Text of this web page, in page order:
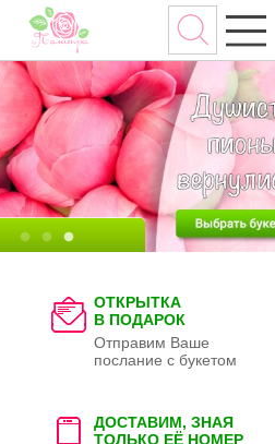
ОТКРЫТКА
В ПОДАРОК
Отправим Ваше
послание с букетом
ДОСТАВИМ, ЗНАЯ
ТОЛЬКО ЕЁ НОМЕР